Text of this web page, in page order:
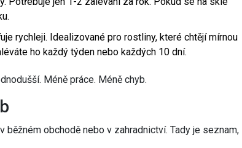
rychleji. Idealizované pro rostliny, které chtějí mírnou
ho každý týden nebo každých 10 dní.
Méně práce. Méně chyb.
obchodě nebo v zahradnictví. Tady je seznam,